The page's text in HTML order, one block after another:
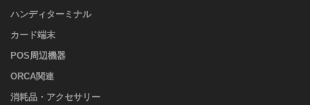
ハンディターミナル
カード端末
POS周辺機器
ORCA関連
消耗品・アクセサリー